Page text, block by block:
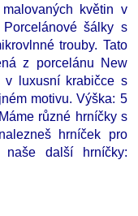
květin v
šálky s
trouby. Tato
z porcelánu New
v luxusní krabičce s
motivu. Výška: 5
různé hrníčky s
hrníček pro
další hrníčky: